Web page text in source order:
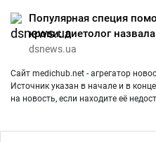
Популярная специя
крови: диетолог
dsnews.ua
Сайт medichub.net - агрегатор
Источник указан в начале и в
на новость, если находите её